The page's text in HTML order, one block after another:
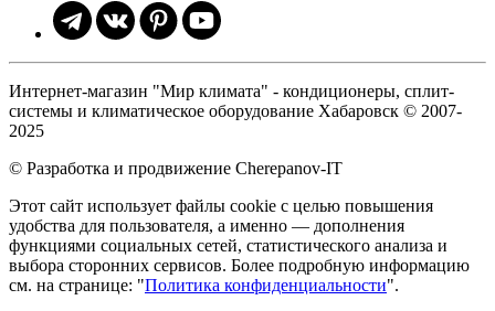
Интернет-магазин "Мир климата" - кондиционеры, сплит-
системы и климатическое оборудование Хабаровск © 2007-
2025
© Разработка и продвижение Cherepanov-IT
Этот сайт использует файлы cookie с целью повышения
удобства для пользователя, а именно — дополнения
функциями социальных сетей, статистического анализа и
выбора сторонних сервисов. Более подробную информацию
см. на странице: "Политика конфиденциальности".